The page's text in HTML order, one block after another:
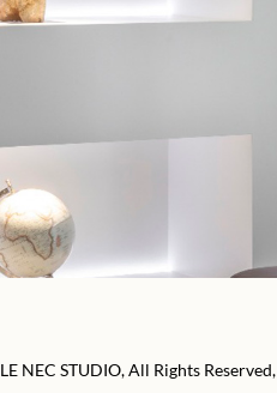
LE NEC STUDIO, All Rights Reserved,